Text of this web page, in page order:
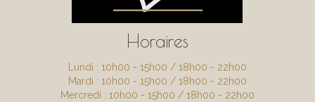
Horaires
Lundi : 10h00 - 15h00 / 18h00 - 22h00
Mardi : 10h00 - 15h00 / 18h00 - 22h00
Mercredi : 10h00 - 15h00 / 18h00 - 22h00